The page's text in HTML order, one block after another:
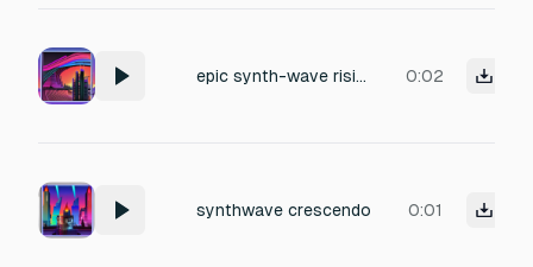
epic synth-wave rising crescendo 0:02
synthwave crescendo 0:01